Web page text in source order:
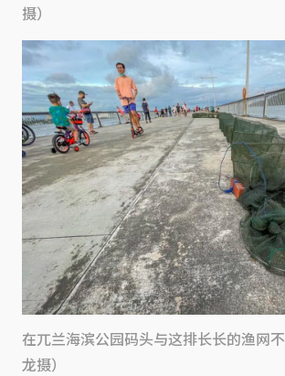
摄）
在兀兰海滨公园码头与这排长长的渔网
龙摄）